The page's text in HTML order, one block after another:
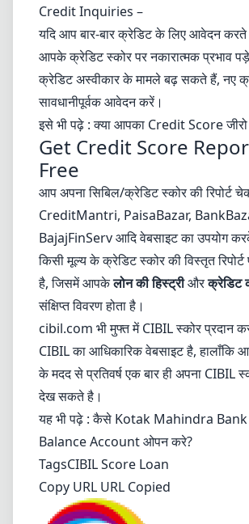
Credit Inquiries –
यदि आप बार-बार क्रेडिट के लिए आवेदन
आपके क्रेडिट स्कोर पर नकारात्मक प्रभाव
क्रेडिट अस्वीकार के मामले बढ़ सकते हैं, नए
सावधानीपूर्वक आवेदन करें।
इसे भी पढ़े :क्या आपका Credit Score
Get Credit Score
Free
आप अपना सिबिल/क्रेडिट स्कोर की रिपोर्ट
CreditMantri, PaisaBazar,
BajajFinServ आदि वेबसाइट का उपयोग
किसी मूल्य के क्रेडिट स्कोर की विस्तृत
है, जिसमें आपकेलोन की हिस्ट्रीऔरक्रेडिट
संक्षिप्त विवरण होता है।
cibil.com भी मुफ्त में CIBIL स्कोर प्रदान
CIBIL का आधिकारिक वेबसाइट है, हालाँकि
के मदद से प्रतिवर्ष एक बार ही अपना CIBIL
देख सकते है।
यह भी पढ़े : कैसे Kotak Mahindra
Balance Account ओपन करे?
TagsCIBIL Score Loan
Copy URL URL Copied